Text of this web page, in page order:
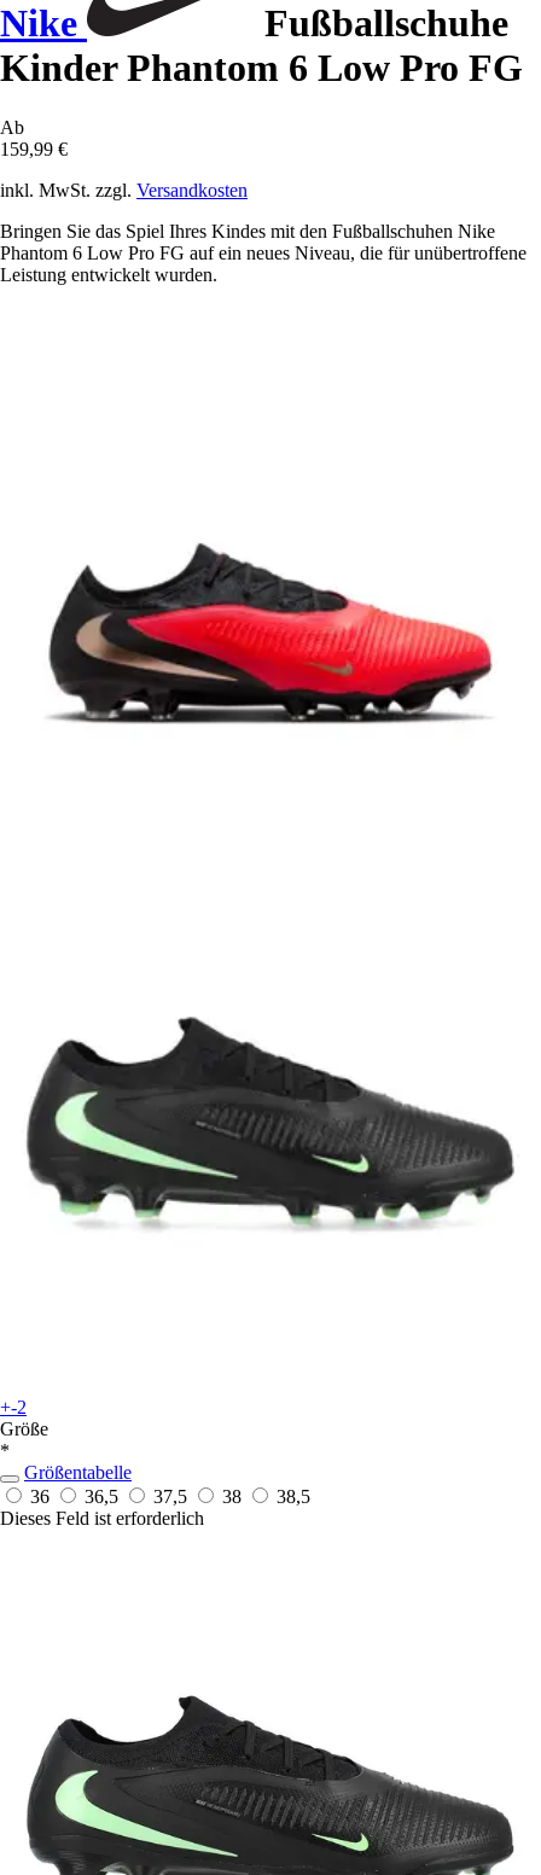
Nike
Fußballschuhe
Kinder Phantom 6 Low Pro FG
Ab
159,99 €
inkl. MwSt. zzgl. Versandkosten
Bringen Sie das Spiel Ihres Kindes mit den Fußballschuhen Nike
Phantom 6 Low Pro FG auf ein neues Niveau, die für unübertroffene
Leistung entwickelt wurden.
+-2
Größe
*
Größentabelle
36
36,5 37,5 38
38,5
Dieses Feld ist erforderlich